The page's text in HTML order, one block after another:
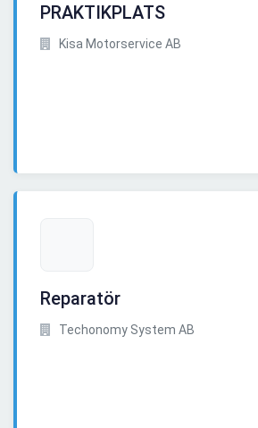
PRAKTIKPLATS
Kisa Motorservice AB
Reparatör
Techonomy System AB